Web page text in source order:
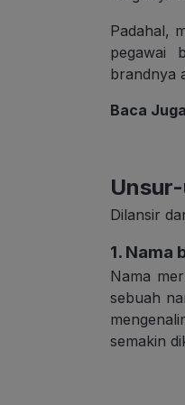
Padahal,
pegawai
brandnya
Baca
Dilansir
1. Nama
Nama
sebuah
semakin